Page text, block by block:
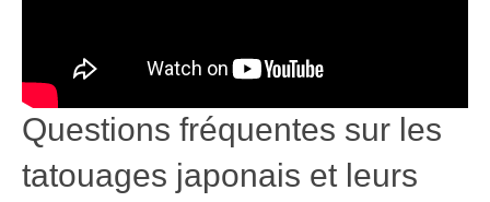
Questions fréquentes sur les
tatouages japonais et leurs